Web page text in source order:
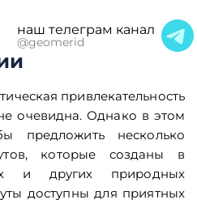
наш телеграм канал
@geomerid
привлекательность
очевидна. Однако в этом
предложить несколько
которые созданы в
и других природных
доступны для приятных